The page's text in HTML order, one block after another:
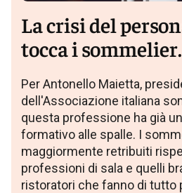
La crisi del
tocca i
Per Antonello Maietta,
dell'Associazione italiana
questa professione ha già
formativo alle spalle. I
maggiormente retribuiti
professioni di sala e quelli
ristoratori che fanno di tutto